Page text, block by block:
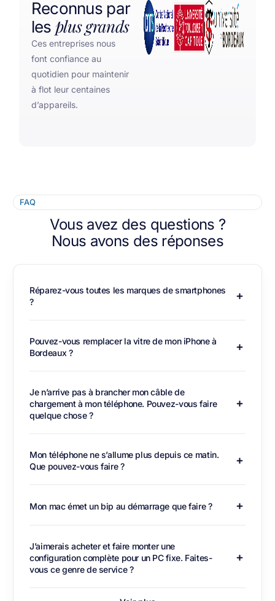
Reconnus par
les plus grands
Ces entreprises nous
font confiance au
quotidien pour maintenir
à flot leur centaines
d’appareils.
FAQ
Vous avez des questions ?
Nous avons des réponses
Réparez-vous toutes les marques de smartphones
?
Pouvez-vous remplacer la vitre de mon iPhone à
Bordeaux ?
Je n’arrive pas à brancher mon câble de
chargement à mon téléphone. Pouvez-vous faire
quelque chose ?
Mon téléphone ne s’allume plus depuis ce matin.
Que pouvez-vous faire ?
Mon mac émet un bip au démarrage que faire ?
J’aimerais acheter et faire monter une
configuration complète pour un PC fixe. Faites-
vous ce genre de service ?